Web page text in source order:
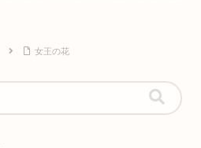
女王の花